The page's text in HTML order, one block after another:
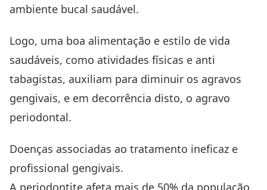
ambiente bucal saudável.
Logo, uma boa alimentação e estilo de vida
saudáveis, como atividades físicas e anti
tabagistas, auxiliam para diminuir os agravos
gengivais, e em decorrência disto, o agravo
periodontal.
Doenças associadas ao tratamento ineficaz e
profissional gengivais.
A periodontite afeta mais de 50% da população,